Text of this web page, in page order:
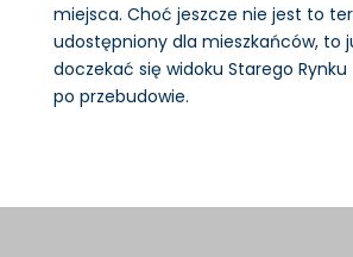
miejsca. Choć jeszcze nie jest to
udostępniony dla mieszkańców, to
doczekać się widoku Starego Rynku
po przebudowie.